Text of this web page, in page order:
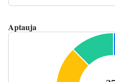
Aptauja